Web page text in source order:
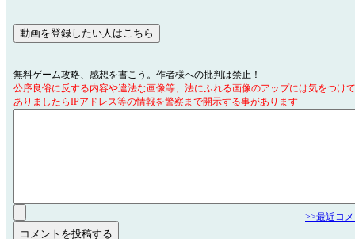
無料ゲーム攻略、感想を書こう。作者様への批判は禁止！
公序良俗に反する内容や違法な画像等、法にふれる画像のアップには気をつけ
ありましたらIPアドレス等の情報を警察まで開示する事があります
>>最近コ